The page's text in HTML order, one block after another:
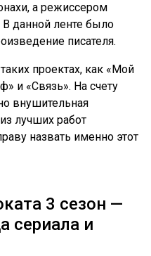
а режиссером
данной ленте было
писателя.
проектах, как «Мой
и «Связь». На счету
внушительная
лучших работ
назвать именно этот
3 сезон —
сериала и